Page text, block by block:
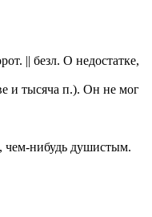
|| безл. О недостатке,
и тысяча п.). Он не мог
нибудь душистым.